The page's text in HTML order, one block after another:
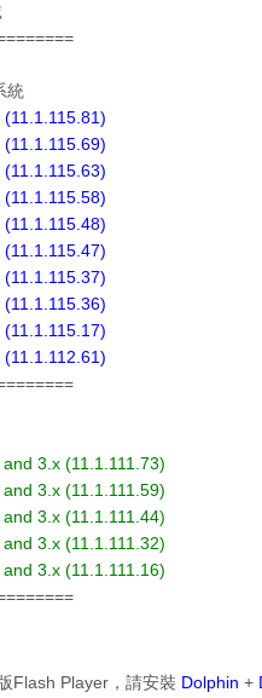
統
3.x (11.1.111.73)
3.x (11.1.111.59)
3.x (11.1.111.44)
3.x (11.1.111.32)
3.x (11.1.111.16)
Flash Player，請安裝 Dolphin +